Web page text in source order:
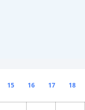
15 16 17 18